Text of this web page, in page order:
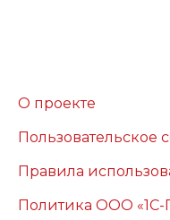
О проекте
Пользовательское
Правила
Политика ООО «1С-